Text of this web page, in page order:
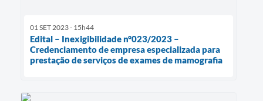
01 SET 2023 - 15h44
Edital – Inexigibilidade n°023/2023 –
Credenciamento de empresa especializada para
prestação de serviços de exames de mamografia